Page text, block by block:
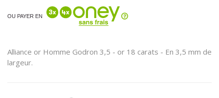
OU PAYER EN
Alliance or Homme Godron 3,5 - or 18 carats - En 3,5 mm de
largeur.